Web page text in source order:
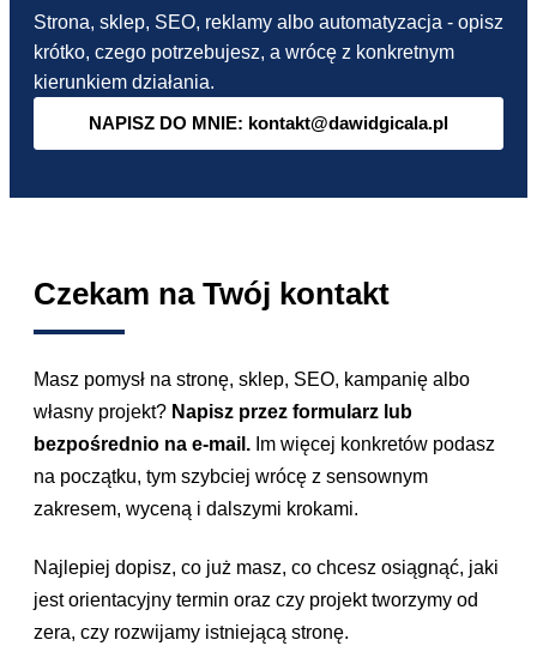
kiedy
sobie
stronę
„pod
Strona, sklep, SEO, reklamy albo automatyzacja - opisz
krótko, czego potrzebujesz, a wrócę z konkretnym
kierunkiem działania.
NAPISZ DO MNIE: kontakt@dawidgicala.pl
Czekam na Twój kontakt
Masz pomysł na stronę, sklep, SEO, kampanię albo
własny projekt? Napisz przez formularz lub
bezpośrednio na e-mail. Im więcej konkretów podasz
na początku, tym szybciej wrócę z sensownym
zakresem, wyceną i dalszymi krokami.
Najlepiej dopisz, co już masz, co chcesz osiągnąć, jaki
jest orientacyjny termin oraz czy projekt tworzymy od
zera, czy rozwijamy istniejącą stronę.